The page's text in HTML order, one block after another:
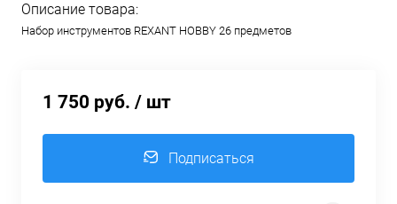
Описание товара:
Набор инструментов REXANT HOBBY 26 предметов
1 750 руб. / шт
Подписаться